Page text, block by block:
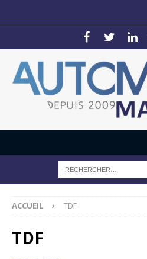
ACCUEIL TDF
TDF